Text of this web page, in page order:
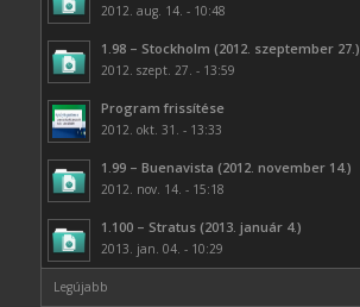
2012. aug. 14. - 10:48
1.98 – Stockholm (2012. szeptember 27.)
2012. szept. 27. - 13:59
Program frissítése
2012. okt. 31. - 13:33
1.99 – Buenavista (2012. november 14.)
2012. nov. 14. - 15:18
1.100 – Stratus (2013. január 4.)
2013. jan. 04. - 10:29
Legújabb